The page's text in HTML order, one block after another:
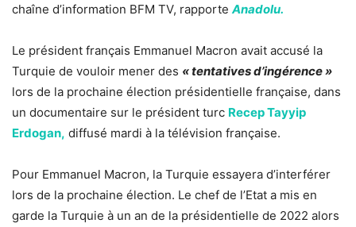
chaîne d’information BFM TV, rapporteAnadolu.
Le président français Emmanuel Macron avait accusé la
Turquie de vouloir mener des « tentatives d’ingérence »
lors de la prochaine élection présidentielle française, dans
un documentaire sur le président turc Recep Tayyip
Erdogan, diffusé mardi à la télévision française.
Pour Emmanuel Macron, la Turquie essayera d’interférer
lors de la prochaine élection. Le chef de l’Etat a mis en
garde la Turquie à un an de la présidentielle de 2022 alors